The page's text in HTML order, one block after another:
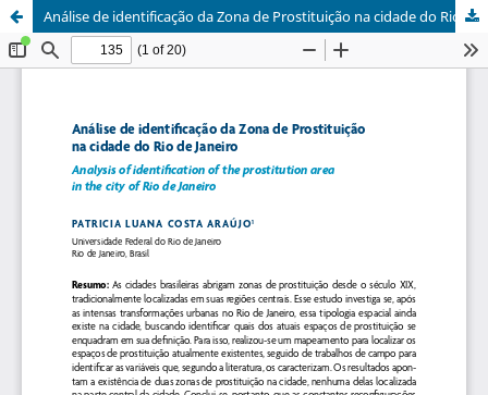
Análise de identificação da Zona de Prostituição na cidade do Rio de Janeiro